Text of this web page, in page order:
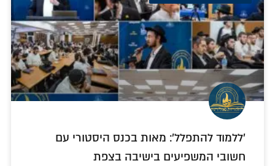
'ללמוד להתפלל': מאות בכנס היסטורי עם
חשובי המשפיעים בישיבה בצפת